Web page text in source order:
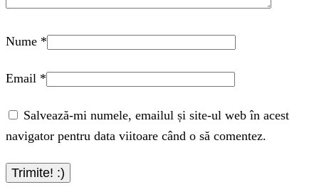
Nume *
Email *
Salvează-mi numele, emailul și site-ul web în acest
navigator pentru data viitoare când o să comentez.